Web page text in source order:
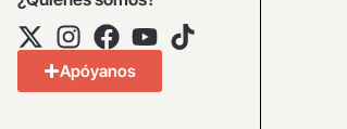
Apóyanos